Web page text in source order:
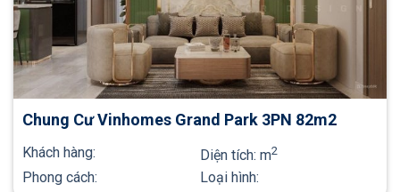
Chung Cư Vinhomes Grand Park 3PN 82m2
Khách hàng: Diện tích: m2
Phong cách: Loại hình: